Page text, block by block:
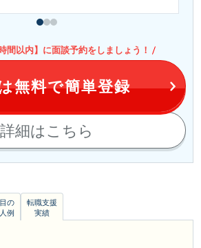
詳細はこちら
間以内】に面談予約をしましょう！
無料で簡単登録
の
例
転職支援
実績